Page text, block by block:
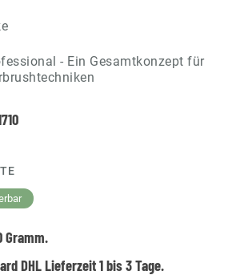
- Ein Gesamtkonzept für
Gramm.
DHL Lieferzeit 1 bis 3 Tage.